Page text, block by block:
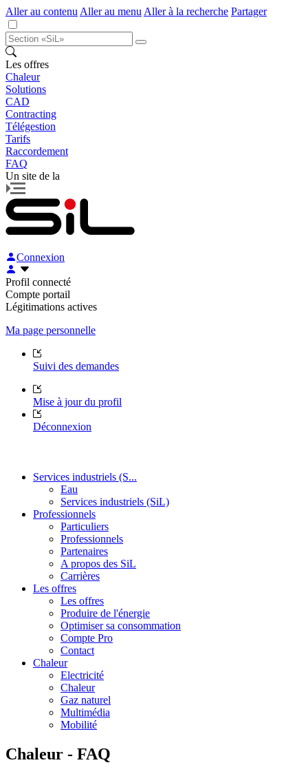
Aller au contenu Aller au menu Aller à la recherche Partager
Les offres
Chaleur
Solutions
CAD
Contracting
Télégestion
Tarifs
Raccordement
FAQ
Un site de la
Connexion
Profil connecté
Compte portail
Légitimations actives
Ma page personnelle
Suivi des demandes
Mise à jour du profil
Déconnexion
Services industriels (S...
Eau
Services industriels (SiL)
Professionnels
Particuliers
Professionnels
Partenaires
A propos des SiL
Carrières
Les offres
Les offres
Produire de l'énergie
Optimiser sa consommation
Compte Pro
Contact
Chaleur
Electricité
Chaleur
Gaz naturel
Multimédia
Mobilité
Chaleur - FAQ